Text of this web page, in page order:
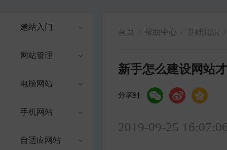
建站入门
网站管理
电脑网站
手机网站
自适应网站
首页 / 帮助中心 / 基础知识 /
新手怎么建设网站
分享到:
2019-09-25